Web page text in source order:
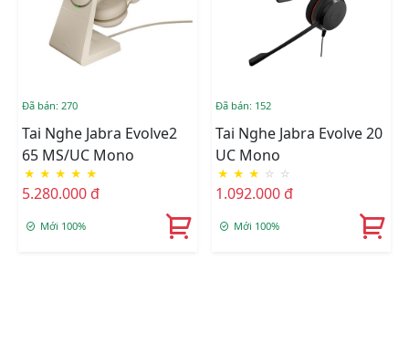
Đã bán: 270
Tai Nghe Jabra Evolve2
65 MS/UC Mono
★ ★ ★ ★ ★
5.280.000 đ
Mới 100%
Đã bán: 152
Tai Nghe Jabra Evolve 20
UC Mono
★ ★ ★ ☆ ☆
1.092.000 đ
Mới 100%